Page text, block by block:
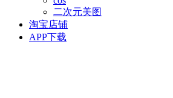
二次元美图
淘宝店铺
APP下载